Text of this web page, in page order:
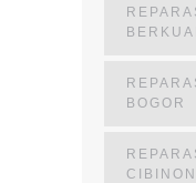
BOGOR